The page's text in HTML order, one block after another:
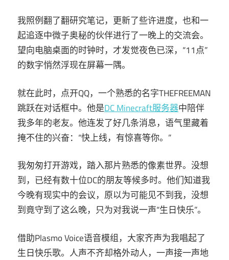
我照例翻了翻研究笔记，更新了些许进度，也和一
起追逐中微子奥秘的伙伴进行了一晚上的交流会。
望向电脑桌面的时钟时，才发觉夜色已深，“11点”
的数字悄然浮现在屏幕一隅。
就在此时，点开QQ，一个熟悉的名字THEFREEMAN
跳跃在对话框中。他是DC Minecraft服务器中陪伴
我多年的老友。他连发了好几条消息，语气里藏着
掩不住的兴奋：“快上线，有惊喜等你。”
我匆匆打开游戏，踏入那片熟悉的像素世界。没想
到，已经有数十位DC的朋友等候多时。他们知道我
今晚有现实中的会议，原以为可能见不到我，没想
到竟守到了这么晚，只为对我说一声“生日快乐”。
借助Plasmo Voice语音模组，大家齐声为我唱起了
生日快乐歌。人声不齐却格外动人，一声接一声地